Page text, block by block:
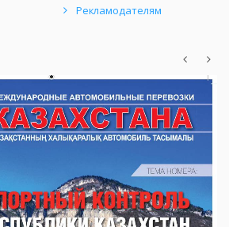
Рекламодателям